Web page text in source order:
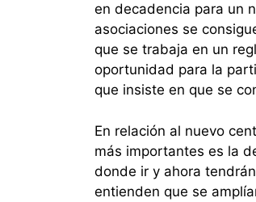
en decadencia para un
asociaciones se
que se trabaja en un
oportunidad para la
que insiste en que se
En relación al nuevo
más importantes es la
donde ir y ahora
entienden que se